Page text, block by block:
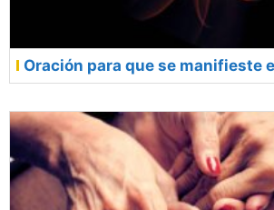
Oración para que se manifieste